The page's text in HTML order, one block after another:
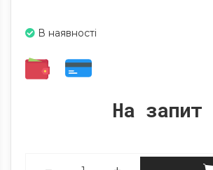
В наявності
На запит